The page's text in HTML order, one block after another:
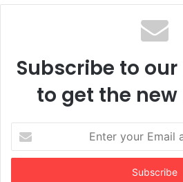
અષાઢી બીજે સુરતમાં
Subscribe to
to get the
your
Email